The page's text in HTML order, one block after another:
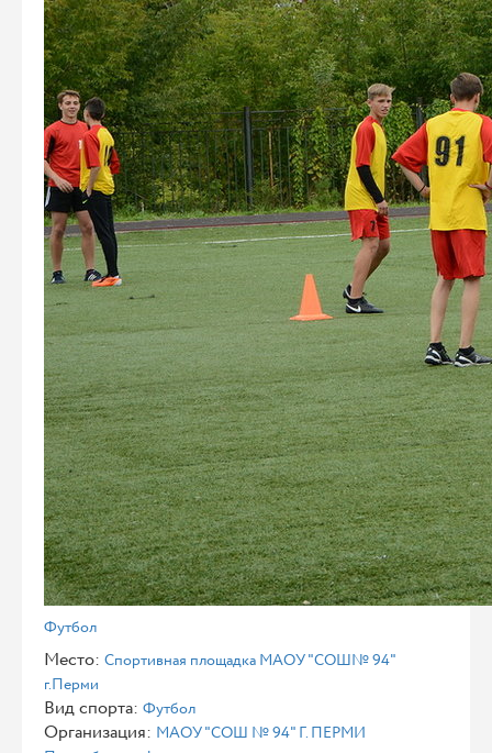
Футбол
Место: Спортивная площадка МАОУ "СОШ№ 94"
г.Перми
Вид спорта: Футбол
Организация: МАОУ "СОШ № 94" Г. ПЕРМИ